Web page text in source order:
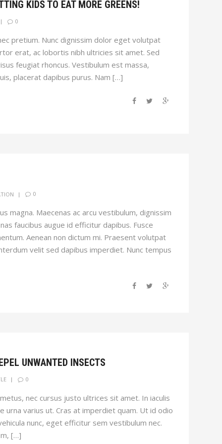
KIDS TO EAT MORE GREENS!
0
pretium. Nunc dignissim dolor eget volutpat
erat, ac lobortis nibh ultricies sit amet. Sed
feugiat rhoncus. Vestibulum est massa,
placerat dapibus purus. Nam […]
0
magna. Maecenas ac arcu vestibulum, dignissim
faucibus augue id efficitur dapibus. Fusce
Aenean non dictum mi. Praesent volutpat
velit sed dapibus imperdiet. Nunc tempus
UNWANTED INSECTS
0
nec cursus justo ultrices sit amet. In iaculis
urna varius ut. Cras at imperdiet quam. Ut id odio
nunc, eget efficitur sem vestibulum nec.
[…]